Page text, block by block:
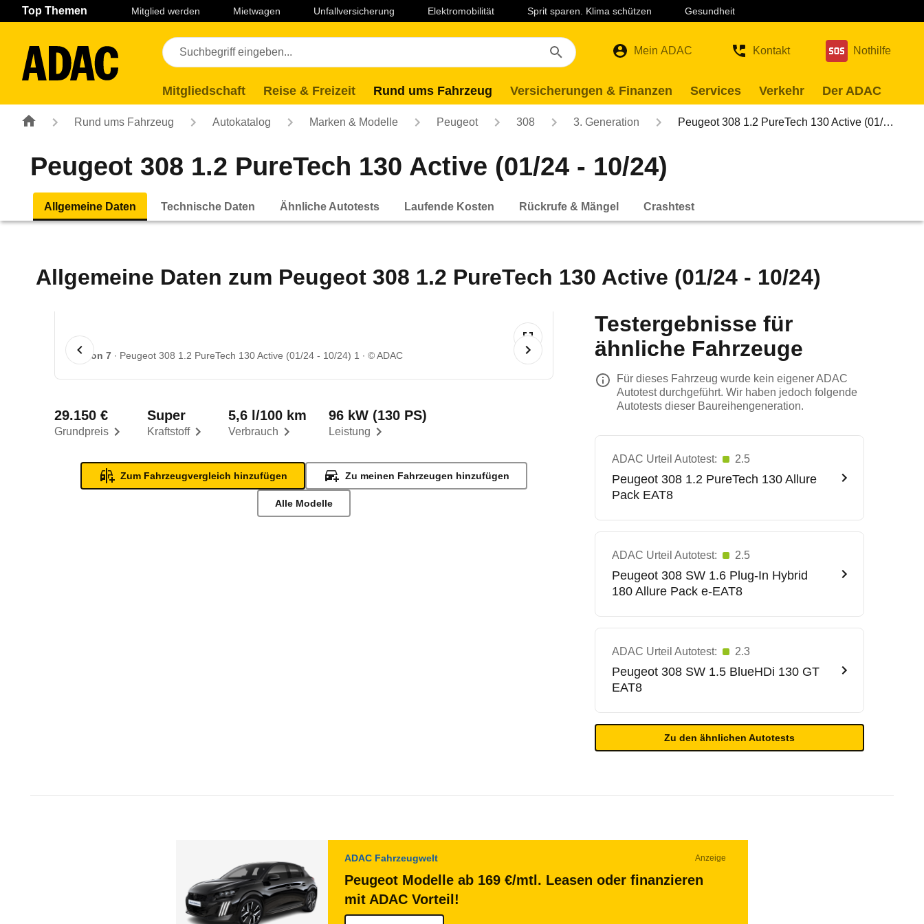
Navigation Seiteninhalt Fußzeile
Top Themen Mitglied werden Mietwagen Unfallversicherung Elektromobilität Sprit sparen. Klima schützen Gesundheit
Mein ADAC Kontakt Nothilfe
Mitgliedschaft Reise & Freizeit Rund ums Fahrzeug Versicherungen & Finanzen Services Verkehr Der ADAC
Rund ums Fahrzeug Autokatalog Marken & Modelle Peugeot 308 3. Generation Peugeot 308 1.2 PureTech 130 Active (01/…
Peugeot 308 1.2 PureTech 130 Active (01/24 - 10/24)
Allgemeine Daten Technische Daten Ähnliche Autotests Laufende Kosten Rückrufe & Mängel Crashtest
Allgemeine Daten zum Peugeot 308 1.2 PureTech 130 Active (01/24 - 10/24)
1 von 7 Peugeot 308 1.2 PureTech 130 Active (01/24 - 10/24) 1 © ADAC
Grundpreis
29.150 €
Kraftstoff
Super
Verbrauch
5,6 l/100 km
Leistung
96 kW (130 PS)
Zum Fahrzeugvergleich hinzufügen Zu meinen Fahrzeugen hinzufügen
Alle Modelle
Testergebnisse für
ähnliche Fahrzeuge
Für dieses Fahrzeug wurde kein eigener ADAC
Autotest durchgeführt. Wir haben jedoch folgende
Autotests dieser Baureihengeneration.
ADAC Urteil Autotest: 2.5
Peugeot 308 1.2 PureTech 130 Allure
Pack EAT8
ADAC Urteil Autotest: 2.5
Peugeot 308 SW 1.6 Plug-In Hybrid
180 Allure Pack e-EAT8
ADAC Urteil Autotest: 2.3
Peugeot 308 SW 1.5 BlueHDi 130 GT
EAT8
Zu den ähnlichen Autotests
ADAC Fahrzeugwelt Anzeige
Peugeot Modelle ab 169 €/mtl. Leasen oder finanzieren
mit ADAC Vorteil!